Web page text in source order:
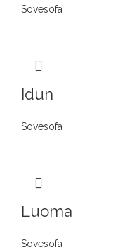
Sovesofa
Idun
Sovesofa
Luoma
Sovesofa